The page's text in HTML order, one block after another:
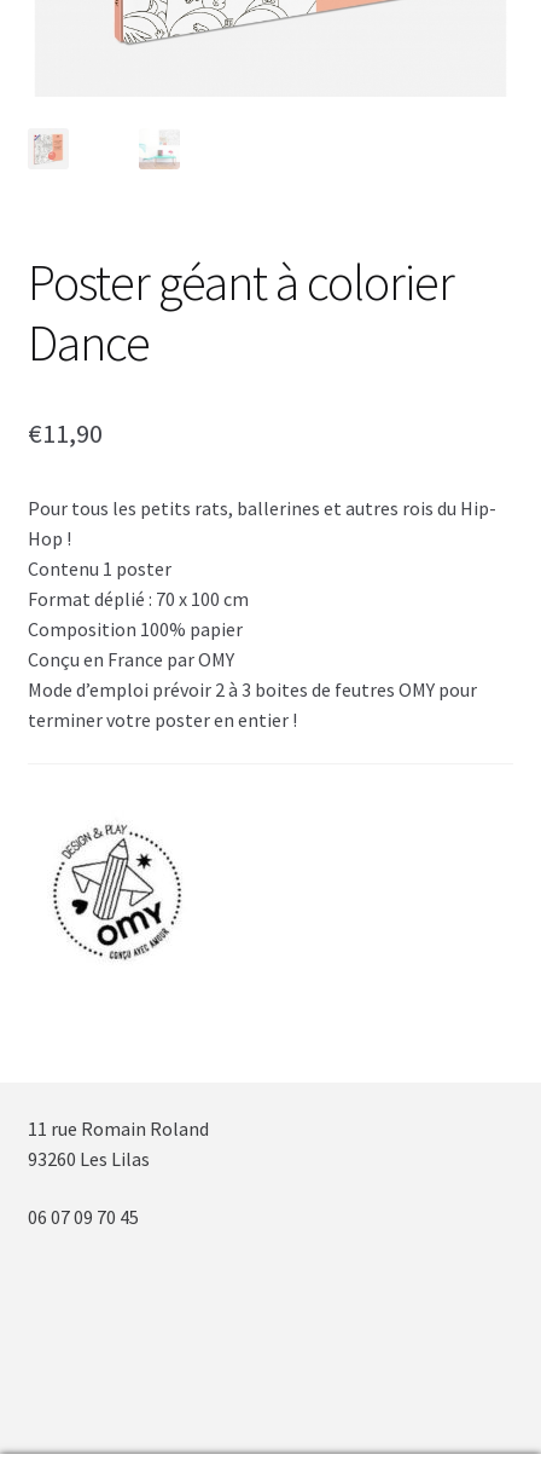
Poster géant à colorier
Dance
€11,90
Pour tous les petits rats, ballerines et autres rois du Hip-
Hop !
Contenu 1 poster
Format déplié : 70 x 100 cm
Composition 100% papier
Conçu en France par OMY
Mode d’emploi prévoir 2 à 3 boites de feutres OMY pour
terminer votre poster en entier !
11 rue Romain Roland
93260 Les Lilas
06 07 09 70 45